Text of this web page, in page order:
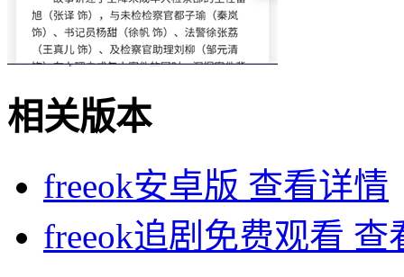
相关版本
freeok安卓版 查看详情
freeok追剧免费观看 查